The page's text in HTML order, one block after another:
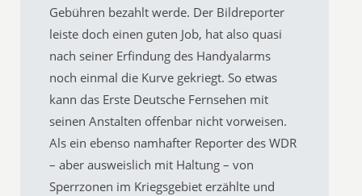
Gebühren bezahlt werde. Der Bildreporter
leiste doch einen guten Job, hat also quasi
nach seiner Erfindung des Handyalarms
noch einmal die Kurve gekriegt. So etwas
kann das Erste Deutsche Fernsehen mit
seinen Anstalten offenbar nicht vorweisen.
Als ein ebenso namhafter Reporter des WDR
– aber ausweislich mit Haltung – von
Sperrzonen im Kriegsgebiet erzählte und